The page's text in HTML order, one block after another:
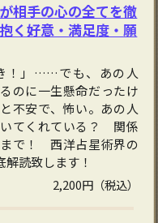
相手の心の全てを徹
く好意・満足度・願
！」……でも、あの人
のに一生懸命だったけ
不安で、怖い。あの人
てくれている？ 関係
で！ 西洋占星術界の
解読致します！
2,200円（税込）